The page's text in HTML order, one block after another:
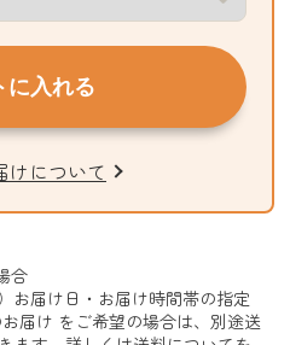
に入れる
けについて
合
お届け日・お届け時間帯の指定
届け をご希望の場合は、別途送